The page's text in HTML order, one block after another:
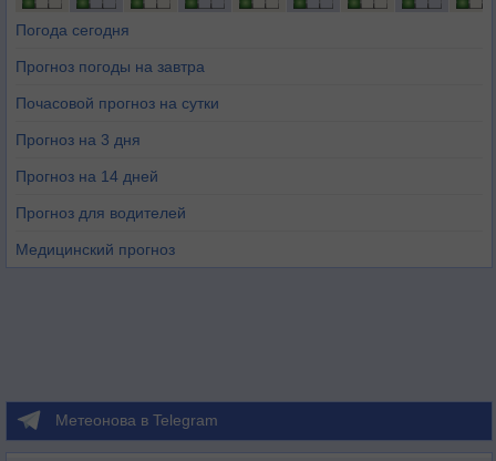
Погода сегодня
Прогноз погоды на завтра
Почасовой прогноз на сутки
Прогноз на 3 дня
Прогноз на 14 дней
Прогноз для водителей
Медицинский прогноз
Метеонова в Telegram